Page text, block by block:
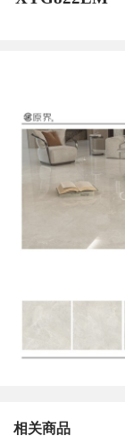
相关商品